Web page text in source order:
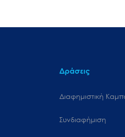
Δράσεις
Διαφημιστική
Συνδιαφήμιση